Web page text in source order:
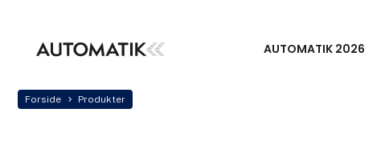
AUTOMATIK 2026
Forside Produkter